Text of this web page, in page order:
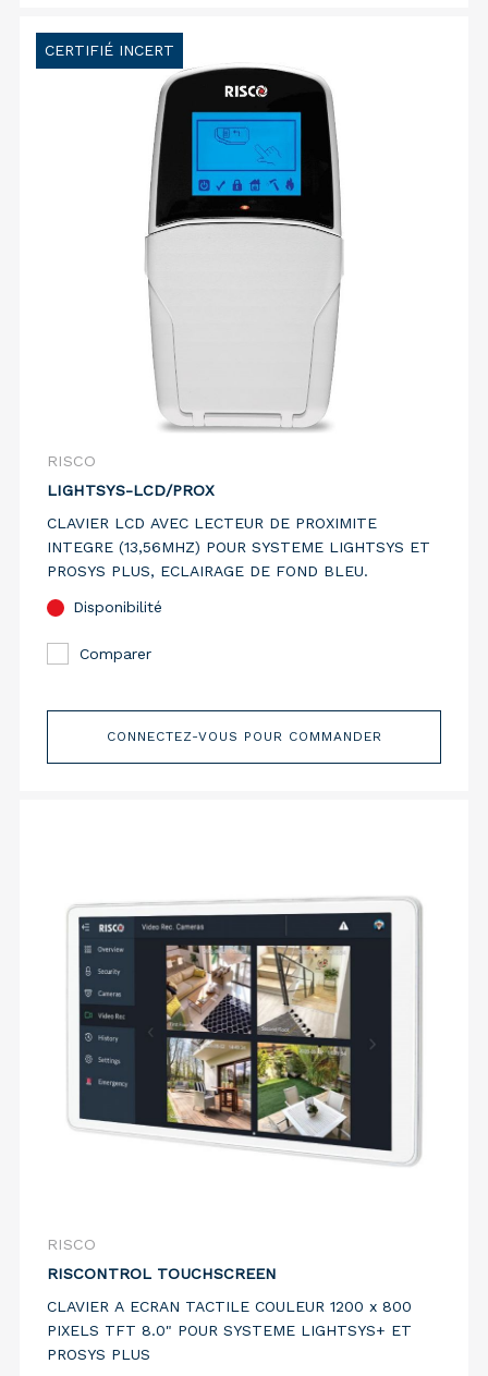
CERTIFIÉ INCERT
RISCO
LIGHTSYS-LCD/PROX
CLAVIER LCD AVEC LECTEUR DE PROXIMITE
INTEGRE (13,56MHZ) POUR SYSTEME LIGHTSYS ET
PROSYS PLUS, ECLAIRAGE DE FOND BLEU.
Disponibilité
Comparer
CONNECTEZ-VOUS POUR COMMANDER
RISCO
RISCONTROL TOUCHSCREEN
CLAVIER A ECRAN TACTILE COULEUR 1200 x 800
PIXELS TFT 8.0" POUR SYSTEME LIGHTSYS+ ET
PROSYS PLUS